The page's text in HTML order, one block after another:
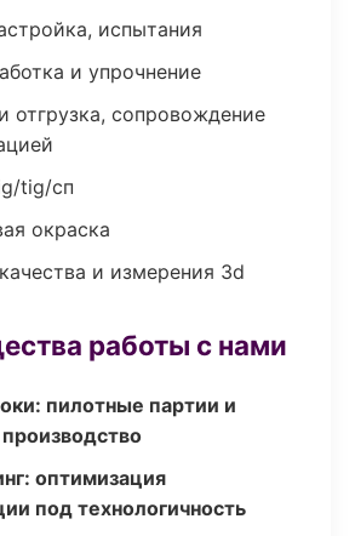
испытания
и упрочнение
отгрузка, сопровождение
tig/сп
окраска
и измерения 3d
работы с нами
пилотные партии и
оптимизация
под технологичность